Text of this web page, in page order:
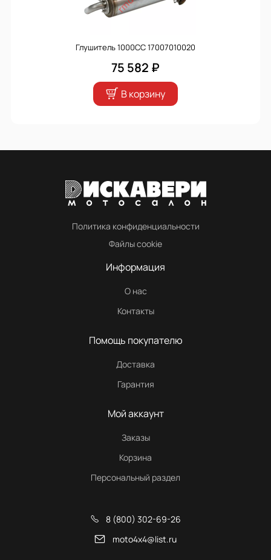
Глушитель 1000CC 17007010020
75 582 ₽
В корзину
Политика конфиденциальности
Файлы cookie
Информация
О нас
Контакты
Помощь покупателю
Доставка
Гарантия
Мой аккаунт
Заказы
Корзина
Персональный раздел
8 (800) 302-69-26
moto4x4@list.ru